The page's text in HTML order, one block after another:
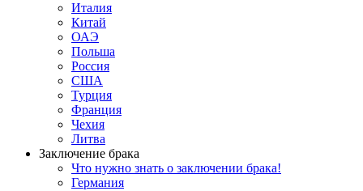
Италия
Китай
ОАЭ
Польша
Россия
США
Турция
Франция
Чехия
Литва
Заключение брака
Что нужно знать о заключении брака!
Германия